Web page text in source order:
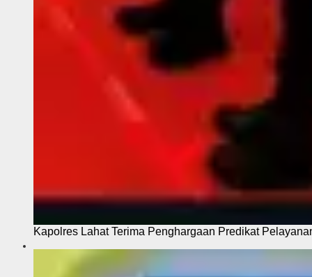
Kapolres Lahat Terima Penghargaan Predikat